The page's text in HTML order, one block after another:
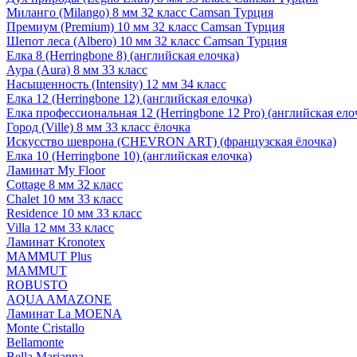
Миланго (Milango) 8 мм 32 класс Camsan Турция
Премиум (Premium) 10 мм 32 класс Camsan Турция
Шепот леса (Albero) 10 мм 32 класс Camsan Турция
Елка 8 (Herringbone 8) (английская елочка)
Аура (Aura) 8 мм 33 класс
Насыщенность (Intensity) 12 мм 34 класс
Елка 12 (Herringbone 12) (английская елочка)
Елка профессиональная 12 (Herringbone 12 Pro) (английская
Город (Ville) 8 мм 33 класс ёлочка
Искусство шеврона (CHEVRON ART) (французская ёлочка)
Елка 10 (Herringbone 10) (английская елочка)
Ламинат My Floor
Cottage 8 мм 32 класс
Chalet 10 мм 33 класс
Residence 10 мм 33 класс
Villa 12 мм 33 класс
Ламинат Kronotex
MAMMUT Plus
MAMMUT
ROBUSTO
AQUA AMAZONE
Ламинат La MOENA
Monte Cristallo
Bellamonte